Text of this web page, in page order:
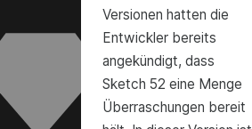
Versionen hatten die
Entwickler bereits
angekündigt, dass
Sketch 52 eine Menge
Überraschungen bereit